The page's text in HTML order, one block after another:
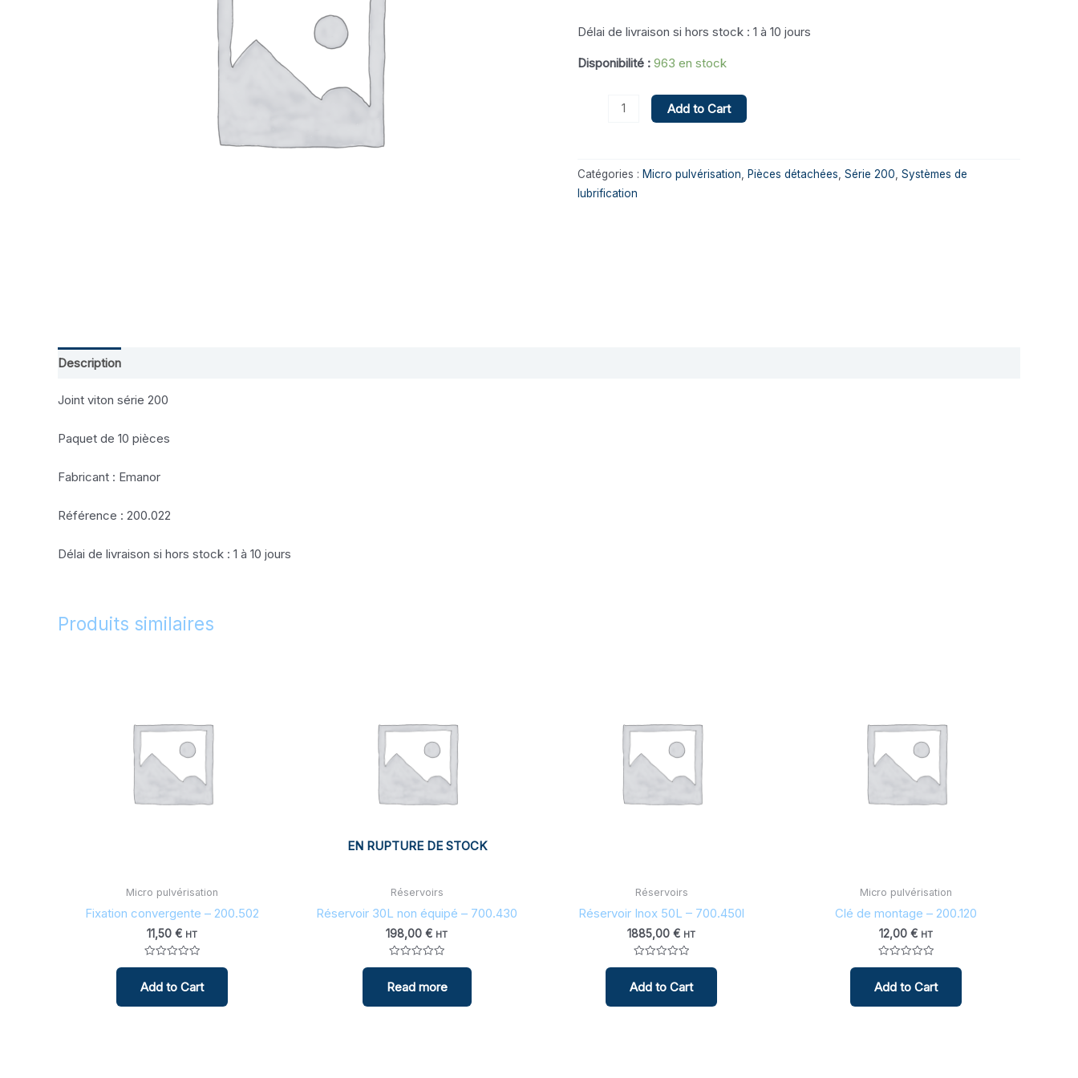
Délai de livraison si hors stock : 1 à 10 jours
Disponibilité : 963 en stock
Add to Cart
Catégories : Micro pulvérisation, Pièces détachées, Série 200, Systèmes de
lubrification
Description
Joint viton série 200
Paquet de 10 pièces
Fabricant : Emanor
Référence : 200.022
Délai de livraison si hors stock : 1 à 10 jours
Produits similaires
Micro pulvérisation
Fixation convergente – 200.502
11,50 € HT
Note
sur
5
Add to Cart
EN RUPTURE DE STOCK
Réservoirs
Réservoir 30L non équipé – 700.430
198,00 € HT
Note
sur
5
Read more
Réservoirs
Réservoir Inox 50L – 700.450l
1885,00 € HT
Note
sur
5
Add to Cart
Micro pulvérisation
Clé de montage – 200.120
12,00 € HT
Note
sur
5
Add to Cart